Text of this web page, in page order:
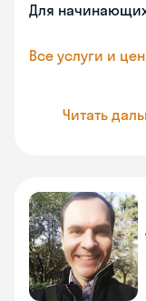
Для
Все услуги и
Читать